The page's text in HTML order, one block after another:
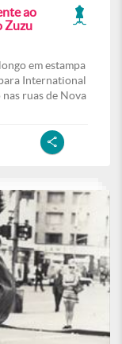
ao
Zuzu
em estampa
International
ruas de Nova